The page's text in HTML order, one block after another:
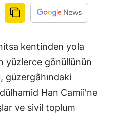
kentinden yola
yüzlerce gönüllünün
güzergâhındaki
Han Camii'ne
ve sivil toplum